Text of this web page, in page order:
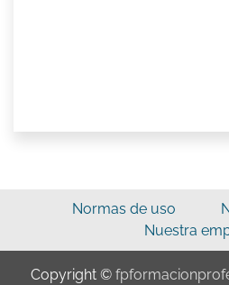
Normas de uso
Nuestra
Copyright ©